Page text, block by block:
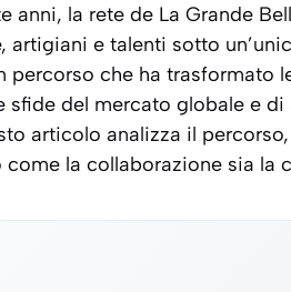
anni, la rete de La Grande
artigiani e talenti sotto
percorso che ha trasformato
del mercato globale e
articolo analizza il
la collaborazione sia la